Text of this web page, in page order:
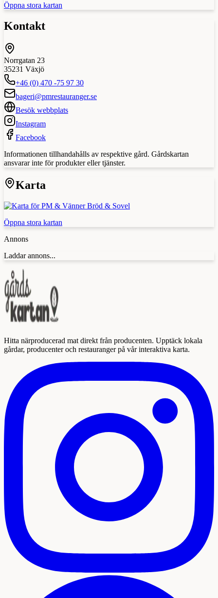
Öppna stora kartan
Kontakt
Norrgatan 23
35231 Växjö
+46 (0) 470 -75 97 30
bageri@pmrestauranger.se
Besök webbplats
Instagram
Facebook
Informationen tillhandahålls av respektive gård. Gårdskartan
ansvarar inte för produkter eller tjänster.
Karta
Öppna stora kartan
Annons
Laddar annons...
Hitta närproducerad mat direkt från producenten. Upptäck lokala
gårdar, producenter och restauranger på vår interaktiva karta.